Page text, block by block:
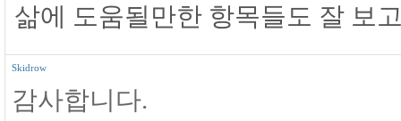
삶에 도움될만한 항목들도 잘 보
Skidrow
감사합니다.